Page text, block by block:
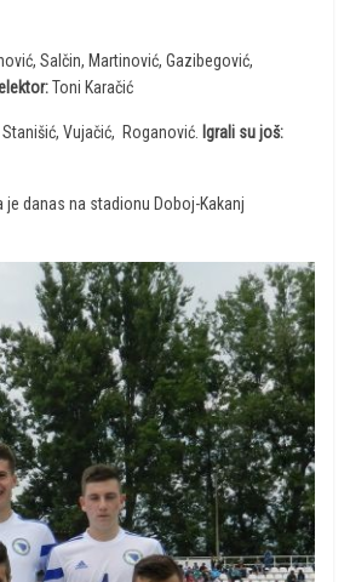
Salčin, Martinović, Gazibegović,
Toni Karačić
Vujačić, Roganović. Igrali su još:
je danas na stadionu Doboj-Kakanj